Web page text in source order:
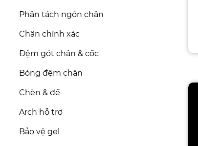
Phân tách ngón chân
Chân chính xác
Đệm gót chân & cốc
Bóng đệm chân
Chèn & đế
Arch hỗ trợ
Bảo vệ gel